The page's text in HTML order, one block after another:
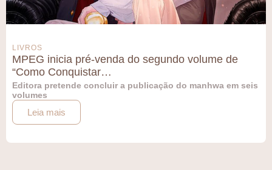
LIVROS
MPEG inicia pré-venda do segundo volume de
“Como Conquistar…
Editora pretende concluir a publicação do manhwa em seis
volumes
Leia mais